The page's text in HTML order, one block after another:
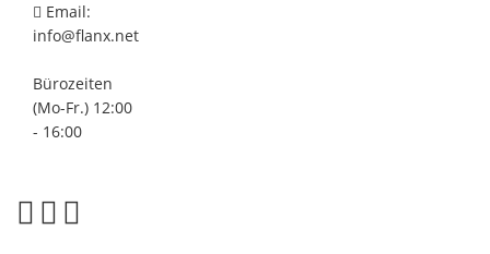
Email:
info@flanx.net
Bürozeiten
(Mo-Fr.) 12:00
- 16:00